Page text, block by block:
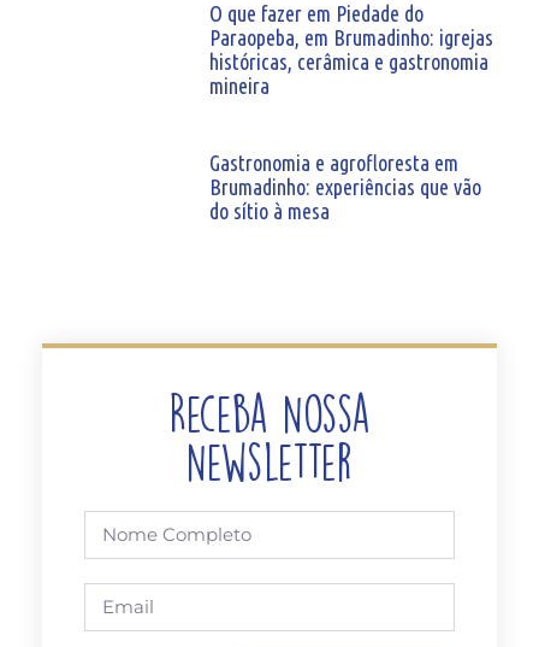
O que fazer em Piedade do
Paraopeba, em Brumadinho: igrejas
históricas, cerâmica e gastronomia
mineira
Gastronomia e agrofloresta em
Brumadinho: experiências que vão
do sítio à mesa
Receba Nossa
Newsletter